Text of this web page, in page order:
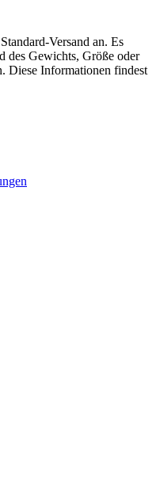
Versand an. Es
des Gewichts, Größe oder
Diese Informationen findest